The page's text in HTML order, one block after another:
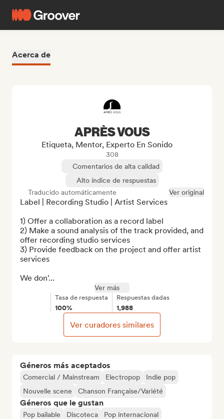
Acerca de
Géneros más aceptados
Comercial / Mainstream Electropop
Indie pop
Nouvelle scene
Chanson Française/Variété
Géneros que le gustan
Pop bailable Discoteca
Pop internacional
APRÈS VOUS
Etiqueta, Mentor, Experto En Sonido
308
Comentarios de alta calidad
Alto índice de respuestas
Traducido automáticamente
Ver original
Label | Recording Studio | Artist Services
1) Offer a collaboration as a record label
2) Make a sound analysis of the track provided, and
offer recording studio services
3) Provide feedback on the project and offer artist
services
We don'...
Ver más
Tasa de respuesta
100%
Respuestas dadas
1,988
Ver curadores similares